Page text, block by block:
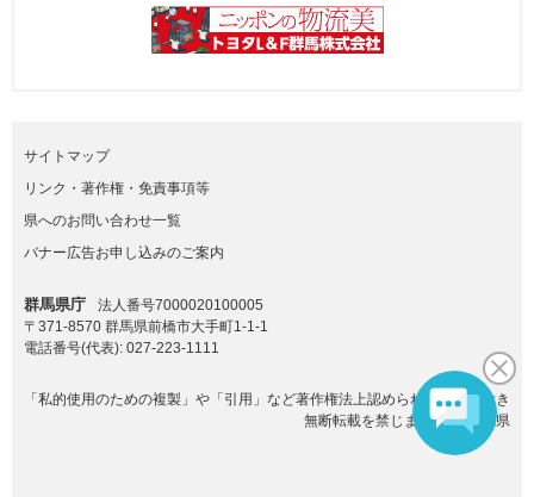
サイトマップ
リンク・著作権・免責事項等
県へのお問い合わせ一覧
バナー広告お申し込みのご案内
群馬県庁
法人番号7000020100005
〒371-8570 群馬県前橋市大手町1-1-1
電話番号(代表): 027-223-1111
「私的使用のための複製」や「引用」など著作権法上認められた場合を除き
無断転載を禁じます。(C)群馬県